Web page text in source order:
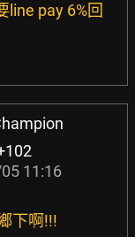
line pay 6%回
11:16
下啊!!!